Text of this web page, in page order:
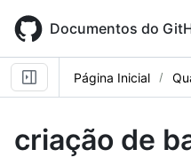
main
content
Documentos do
Página Inicial
criação de